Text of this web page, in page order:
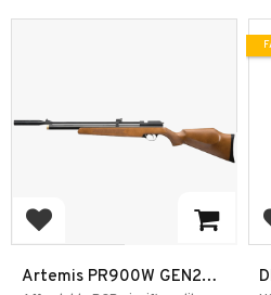
Add to favorites
Artemis PR900W GEN2